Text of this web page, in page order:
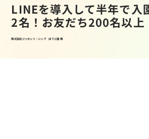
LINEを導入して半年で入
2名！お友だち200名以上
株式会社ジッセント・シップ ぽてと園 様